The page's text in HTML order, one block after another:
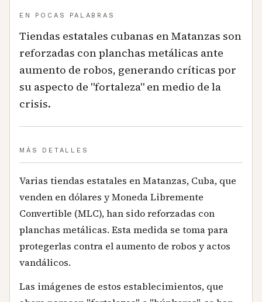
EN POCAS PALABRAS
Tiendas estatales cubanas en Matanzas son
reforzadas con planchas metálicas ante
aumento de robos, generando críticas por
su aspecto de "fortaleza" en medio de la
crisis.
MÁS DETALLES
Varias tiendas estatales en Matanzas, Cuba, que
venden en dólares y Moneda Libremente
Convertible (MLC), han sido reforzadas con
planchas metálicas. Esta medida se toma para
protegerlas contra el aumento de robos y actos
vandálicos.
Las imágenes de estos establecimientos, que